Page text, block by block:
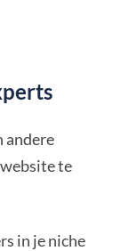
andere
te
in je niche